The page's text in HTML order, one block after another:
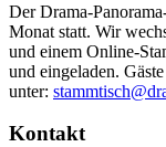
Der Drama-
Monat statt. Wir
und einem Online-
und eingeladen.
unter:
Kontakt